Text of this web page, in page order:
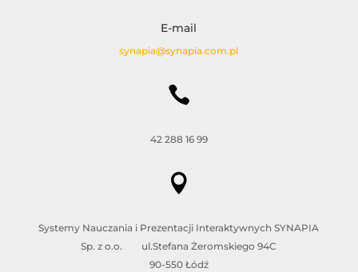
E-mail
synapia@synapia.com.pl

42 288 16 99

Systemy Nauczania i Prezentacji Interaktywnych SYNAPIA
Sp. z o.o. ul.Stefana Żeromskiego 94C
90-550 Łódź